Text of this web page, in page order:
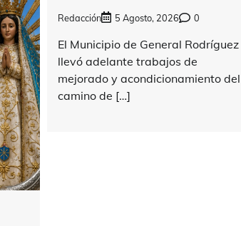
Redacción 5 Agosto, 2026 0
El Municipio de General Rodríguez
llevó adelante trabajos de
mejorado y acondicionamiento del
camino de […]